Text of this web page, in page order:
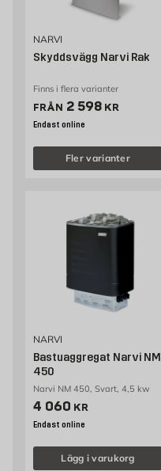
NARVI
Skyddsvägg Narvi Rak
Finns i flera varianter
FRÅN Pris 2598 kr
2 598 KR
Endast online
Fler varianter
NARVI
Bastuaggregat Narvi NM
450
Narvi NM 450, Svart, 4,5 kw
Pris 4060 kr
4 060 KR
Endast online
Lägg i varukorg